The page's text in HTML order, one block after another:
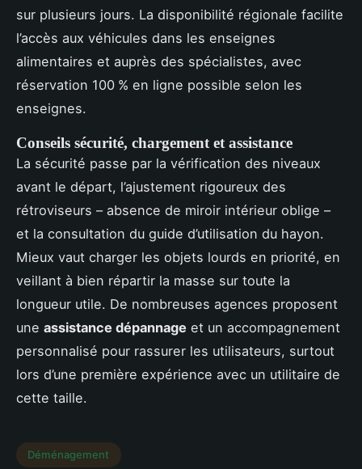
sur plusieurs jours. La disponibilité régionale facilite
l’accès aux véhicules dans les enseignes
alimentaires et auprès des spécialistes, avec
réservation 100 % en ligne possible selon les
enseignes.
Conseils sécurité, chargement et assistance
La sécurité passe par la vérification des niveaux
avant le départ, l’ajustement rigoureux des
rétroviseurs – absence de miroir intérieur oblige –
et la consultation du guide d’utilisation du hayon.
Mieux vaut charger les objets lourds en priorité, en
veillant à bien répartir la masse sur toute la
longueur utile. De nombreuses agences proposent
une assistance dépannage et un accompagnement
personnalisé pour rassurer les utilisateurs, surtout
lors d’une première expérience avec un utilitaire de
cette taille.
Déménagement